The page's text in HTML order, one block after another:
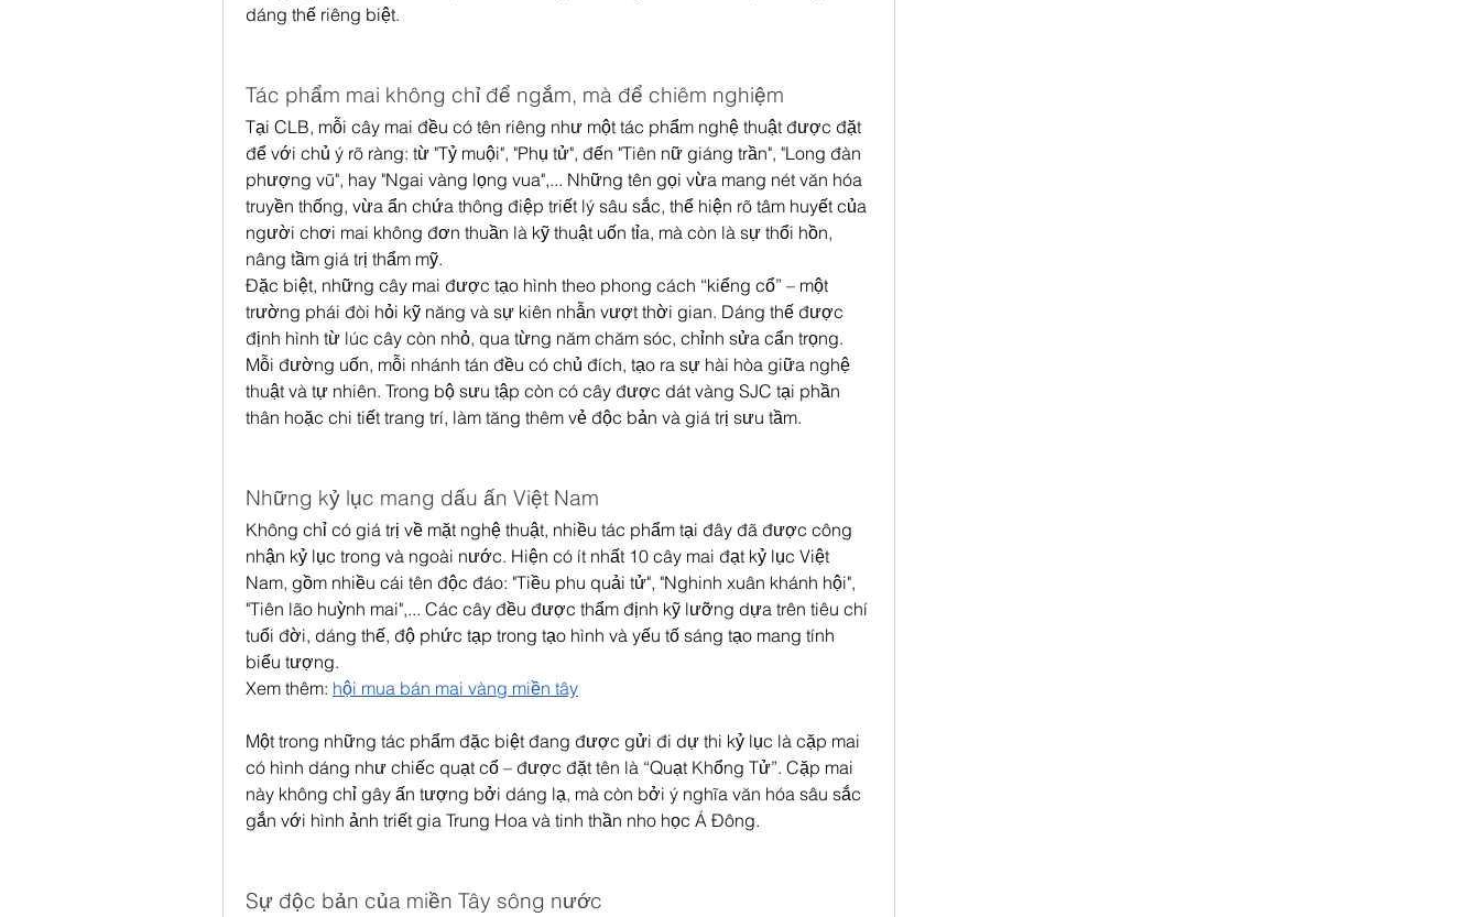
dáng thế riêng biệt.
Tác phẩm mai không chỉ để ngắm, mà để chiêm nghiệm
Tại CLB, mỗi cây mai đều có tên riêng như một tác phẩm nghệ thuật được đặt
để với chủ ý rõ ràng: từ "Tỷ muội", "Phụ tử", đến "Tiên nữ giáng trần", "Long đàn
phượng vũ", hay "Ngai vàng lọng vua",... Những tên gọi vừa mang nét văn hóa
truyền thống, vừa ẩn chứa thông điệp triết lý sâu sắc, thể hiện rõ tâm huyết của
người chơi mai không đơn thuần là kỹ thuật uốn tỉa, mà còn là sự thổi hồn,
nâng tầm giá trị thẩm mỹ.
Đặc biệt, những cây mai được tạo hình theo phong cách “kiểng cổ” – một
trường phái đòi hỏi kỹ năng và sự kiên nhẫn vượt thời gian. Dáng thế được
định hình từ lúc cây còn nhỏ, qua từng năm chăm sóc, chỉnh sửa cẩn trọng.
Mỗi đường uốn, mỗi nhánh tán đều có chủ đích, tạo ra sự hài hòa giữa nghệ
thuật và tự nhiên. Trong bộ sưu tập còn có cây được dát vàng SJC tại phần
thân hoặc chi tiết trang trí, làm tăng thêm vẻ độc bản và giá trị sưu tầm.
Những kỷ lục mang dấu ấn Việt Nam
Không chỉ có giá trị về mặt nghệ thuật, nhiều tác phẩm tại đây đã được công
nhận kỷ lục trong và ngoài nước. Hiện có ít nhất 10 cây mai đạt kỷ lục Việt
Nam, gồm nhiều cái tên độc đáo: "Tiều phu quải tử", "Nghinh xuân khánh hội",
"Tiên lão huỳnh mai",... Các cây đều được thẩm định kỹ lưỡng dựa trên tiêu chí
tuổi đời, dáng thế, độ phức tạp trong tạo hình và yếu tố sáng tạo mang tính
biểu tượng.
Xem thêm: hội mua bán mai vàng miền tây
Một trong những tác phẩm đặc biệt đang được gửi đi dự thi kỷ lục là cặp mai
có hình dáng như chiếc quạt cổ – được đặt tên là “Quạt Khổng Tử”. Cặp mai
này không chỉ gây ấn tượng bởi dáng lạ, mà còn bởi ý nghĩa văn hóa sâu sắc
gắn với hình ảnh triết gia Trung Hoa và tinh thần nho học Á Đông.
Sự độc bản của miền Tây sông nước